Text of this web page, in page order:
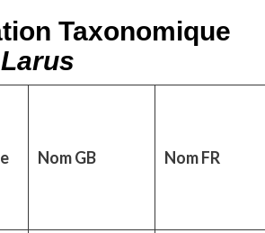
Taxonomique
Larus
Nom GB Nom FR